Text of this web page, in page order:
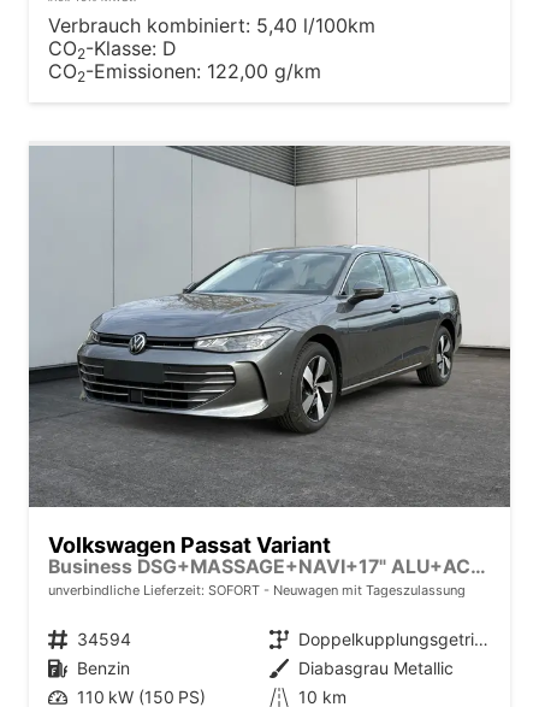
Verbrauch kombiniert: 5,40 l/100km
CO2-Klasse: D
CO2-Emissionen: 122,00 g/km
Volkswagen Passat Variant
Business DSG+MASSAGE+NAVI+17" ALU+ACC+KAMERA+LED
unverbindliche Lieferzeit: SOFORT Neuwagen mit Tageszulassung
Fahrzeugnr. 34594 Getriebe
Doppelkupplungsgetriebe (DSG)
Kraftstoff Benzin Außenfarbe Diabasgrau Metallic
Leistung 110 kW (150 PS) Kilometerstand 10 km